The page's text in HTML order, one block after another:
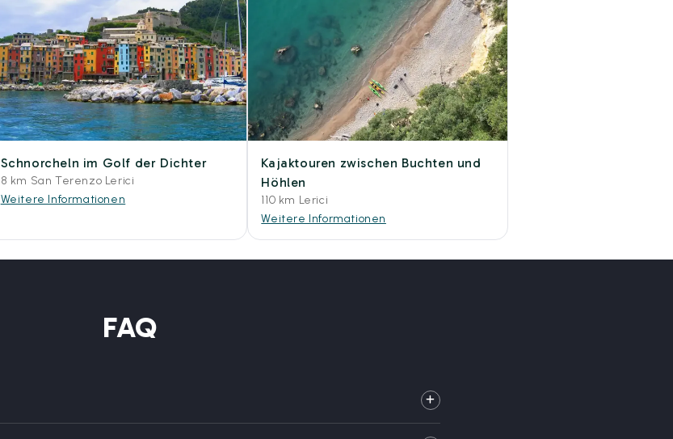
Schnorcheln im Golf der Dichter
8 km San Terenzo Lerici
Weitere Informationen
Kajaktouren zwischen Buchten und
Höhlen
110 km Lerici
Weitere Informationen
FAQ